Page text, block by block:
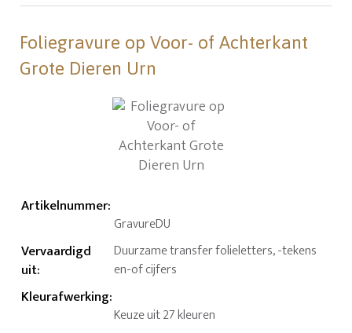
Foliegravure op Voor- of Achterkant
Grote Dieren Urn
Artikelnummer:
GravureDU
Vervaardigd
uit:
Duurzame transfer folieletters, -tekens
en-of cijfers
Kleurafwerking:
Keuze uit 27 kleuren